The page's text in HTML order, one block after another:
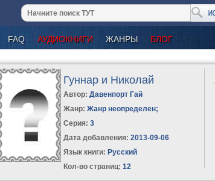
FAQ АУДИОКНИГИ ЖАНРЫ БЛОГ
Гуннар и Николай
Автор:Давенпорт Гай
Жанр: Жанр неопределен;
Серия:3
Дата добавления: 2013-09-06
Язык книги: Русский
Кол-во страниц: 12